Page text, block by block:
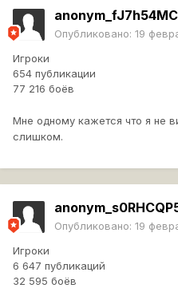
Опубликовано: 19
Игроки
654 публикации
77 216 боёв
Мне одному кажется что я не
слишком.
Опубликовано: 19
Игроки
6 647 публикаций
32 595 боёв